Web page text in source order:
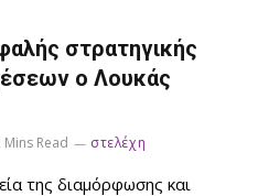
στρατηγικής
ο Λουκάς
Mins Read στελέχη
της διαμόρφωσης και